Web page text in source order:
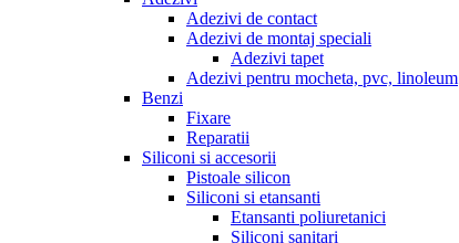
Adezivi de contact
Adezivi de montaj speciali
Adezivi tapet
Adezivi pentru mocheta, pvc, linoleum
Benzi
Fixare
Reparatii
Siliconi si accesorii
Pistoale silicon
Siliconi si etansanti
Etansanti poliuretanici
Siliconi sanitari